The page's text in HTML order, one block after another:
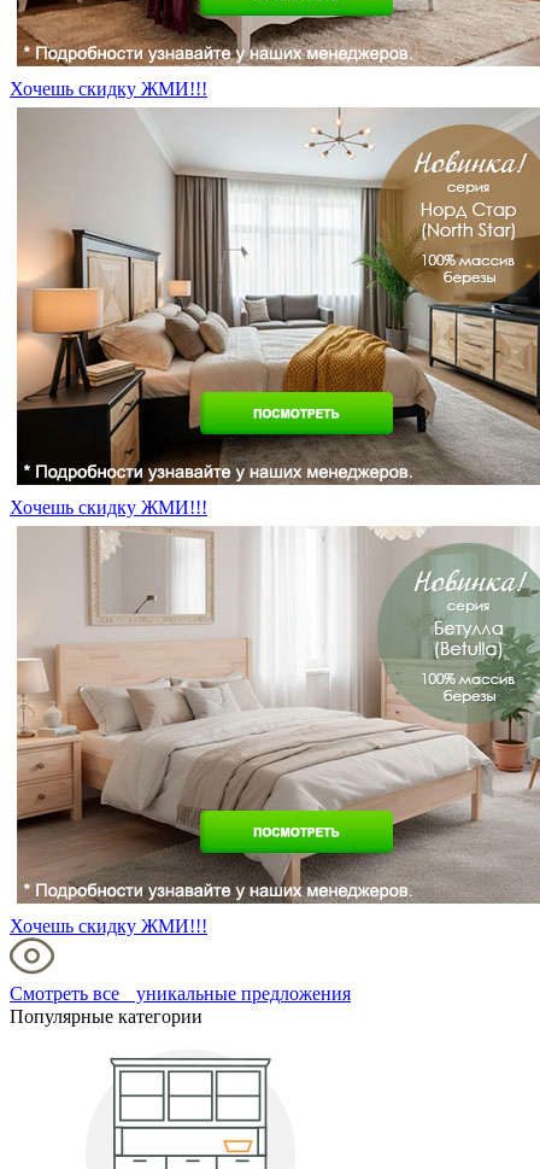
Хочешь скидку ЖМИ!!!
Хочешь скидку ЖМИ!!!
Хочешь скидку ЖМИ!!!
Смотреть все уникальные предложения
Популярные категории